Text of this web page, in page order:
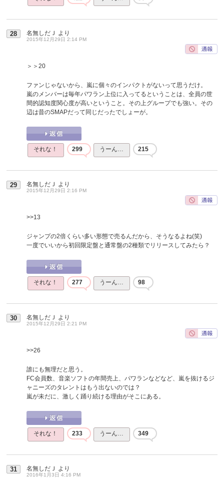
28 名無しだＪ より
2015年12月29日 2:14 PM
＞＞20
ファンじゃないから、嵐に個々のインパクトがないって思うだけ。
嵐のメンバーは毎年パワラン上位に入ってるということは、全員の世
間的認知度関心度が高いということ。その上グループでも強い。その
辺は昔のSMAPだって同じだったでしょーが。
それな！ 299 うーん… 215
29 名無しだＪ より
2015年12月29日 2:16 PM
>>13
ジャンプの2倍くらい多い形態で売るんだから、そうなるよね(笑)
一度でいいから初回限定盤と通常盤の2種類でリリースしてみたら？
それな！ 277 うーん… 98
30 名無しだＪ より
2015年12月29日 2:21 PM
>>26
誰にも無理だと思う。
FC会員数、音楽ソフトの年間売上、パワランなどなど、嵐を抜けるジ
ャニーズのタレントはもう出ないのでは？
嵐が未だに、激しく踊り続ける理由がそこにある。
それな！ 233 うーん… 349
31 名無しだＪ より
2016年1月3日 4:16 PM